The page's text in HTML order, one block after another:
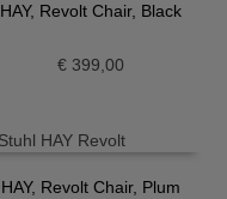
HAY, Revolt Chair, Black
€ 399,00
HAY, Revolt Chair, Plum